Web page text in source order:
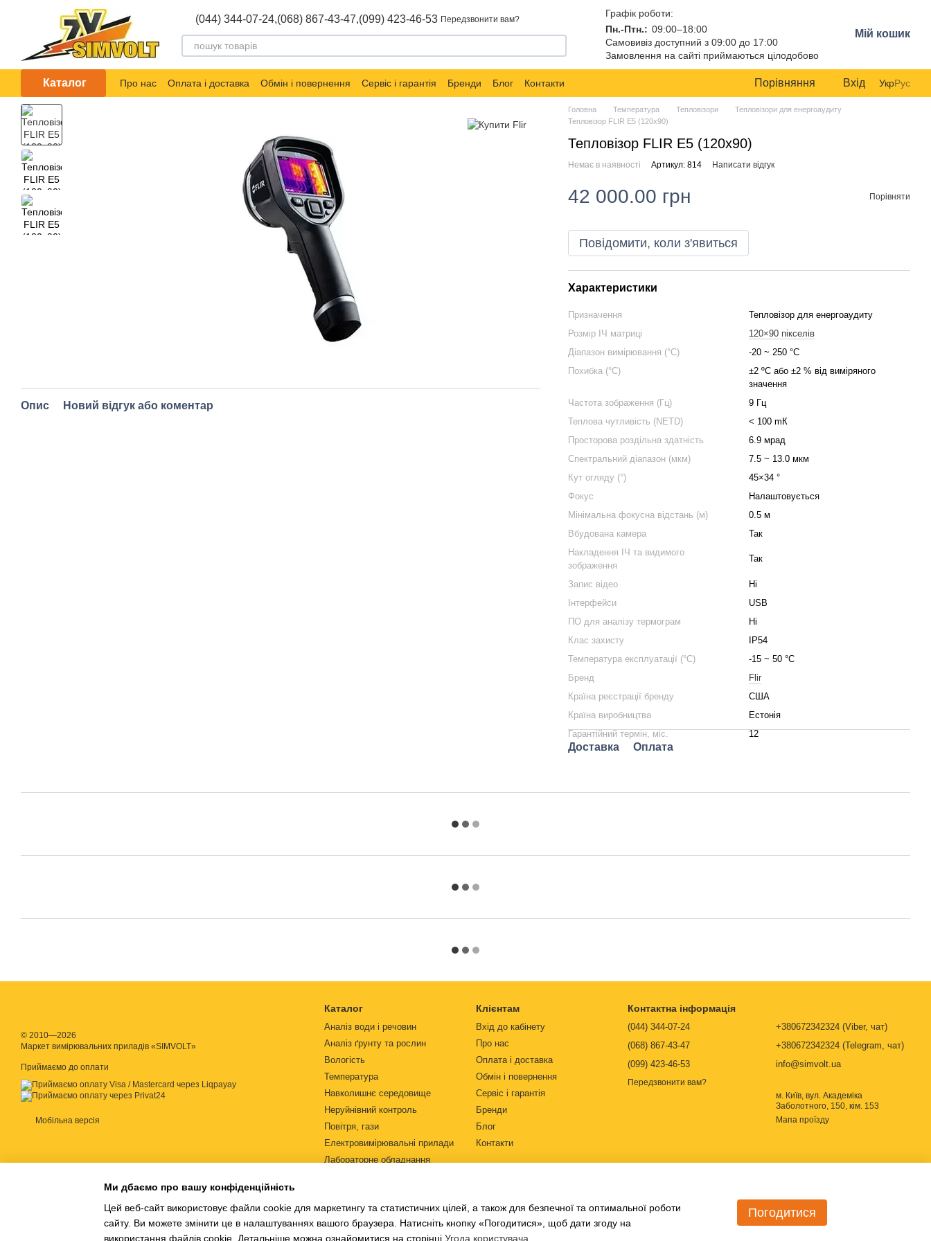
Перейти до основного контенту
(044) 344-07-24,(068) 867-43-47,(099) 423-46-53 Передзвонити вам?
Графік роботи:
Пн.-Птн.: 09:00–18:00
Самовивіз доступний з 09:00 до 17:00
Замовлення на сайті приймаються цілодобово
Мій кошик
Каталог Про нас Оплата і доставка Обмін і повернення Сервіс і гарантія Бренди Блог Контакти Порівняння Вхід УкрРус
Опис Новий відгук або коментар
Головна Температура Тепловізори
Тепловізори для енергоаудиту
Тепловізор FLIR Е5 (120x90)
Тепловізор FLIR Е5 (120x90)
Немає в наявності Артикул: 814 Написати відгук
42 000.00 грн Порівняти
Повідомити, коли з'явиться
Характеристики
Призначення
Тепловізор для енергоаудиту
Розмір ІЧ матриці
120×90 пікселів
Діапазон вимірювання (°C)
-20 ~ 250 °C
Похибка (°C)
±2 ºC або ±2 % від виміряного
значення
Частота зображення (Гц)
9 Гц
Теплова чутливість (NETD)
< 100 mК
Просторова роздільна здатність
6.9 мрад
Спектральний діапазон (мкм)
7.5 ~ 13.0 мкм
Кут огляду (°)
45×34 °
Фокус
Налаштовується
Мінімальна фокусна відстань (м)
0.5 м
Вбудована камера
Так
Накладення ІЧ та видимого
зображення
Так
Запис відео
Ні
Інтерфейси
USB
ПО для аналізу термограм
Ні
Клас захисту
IP54
Температура експлуатації (°C)
-15 ~ 50 °C
Бренд
Flir
Країна реєстрації бренду
США
Країна виробництва
Естонія
Гарантійний термін, міс.
12
Доставка Оплата
© 2010—2026
Маркет вимірювальних приладів «SIMVOLT»
Приймаємо до оплати
Мобільна версія
Каталог
Аналіз води і речовин
Аналіз ґрунту та рослин
Вологість
Температура
Навколишнє середовище
Неруйнівний контроль
Повітря, гази
Електровимірювальні прилади
Лабораторне обладнання
Ph-метри
Клієнтам
Вхід до кабінету
Про нас
Оплата і доставка
Обмін і повернення
Сервіс і гарантія
Бренди
Блог
Контакти
Контактна інформація
(044) 344-07-24
(068) 867-43-47
(099) 423-46-53
Передзвонити вам?
+380672342324 (Viber, чат)
+380672342324 (Telegram, чат)
info@simvolt.ua
м. Київ, вул. Академіка
Заболотного, 150, кім. 153
Мапа проїзду
Ми дбаємо про вашу конфіденційність
Цей веб-сайт використовує файли cookie для маркетингу та статистичних цілей, а також для безпечної та оптимальної роботи
сайту. Ви можете змінити це в налаштуваннях вашого браузера. Натисніть кнопку «Погодитися», щоб дати згоду на
використання файлів cookie. Детальніше можна ознайомитися на сторінці Угода користувача
Погодитися